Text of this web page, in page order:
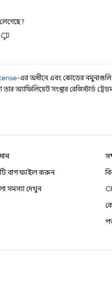
-এর অধীনে এবং কোডের
সংস্থার রেজিস্টার্ড
বাগ ফাইল করুন
সমস্যা দেখুন